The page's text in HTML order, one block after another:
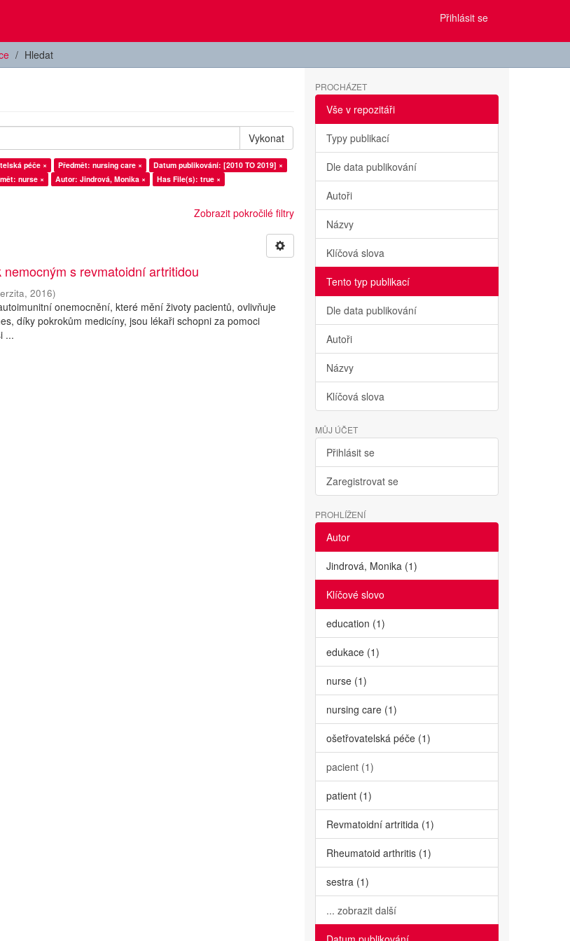
Přihlásit se
Hledat
Vykonat
péče × Předmět: nursing care ×
Datum publikování: [2010 TO 2019] ×
nurse × Autor: Jindrová, Monika ×
Has File(s): true ×
Zobrazit pokročilé filtry
s revmatoidní artritidou
,2016)
onemocnění, které mění životy pacientů, ovlivňuje
díky pokrokům medicíny, jsou lékaři schopni za pomoci
...
PROCHÁZET
Vše v repozitáři
Typy publikací
Dle data publikování
Autoři
Názvy
Klíčová slova
Tento typ publikací
Dle data publikování
Autoři
Názvy
Klíčová slova
MŮJ ÚČET
Přihlásit se
Zaregistrovat se
PROHLÍŽENÍ
Autor
Jindrová, Monika (1)
Klíčové slovo
education (1)
edukace (1)
nurse (1)
nursing care (1)
ošetřovatelská péče (1)
pacient (1)
patient (1)
Revmatoidní artritida (1)
Rheumatoid arthritis (1)
sestra (1)
... zobrazit další